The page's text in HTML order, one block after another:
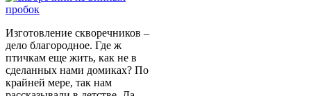
Изготовление скворечников –
дело благородное. Где ж
птичкам еще жить, как не в
сделанных нами домиках? По
крайней мере, так нам